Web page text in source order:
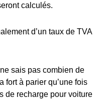
calculés.
d’un taux de TVA
sais pas combien de
fort à parier qu’une fois
de recharge pour voiture